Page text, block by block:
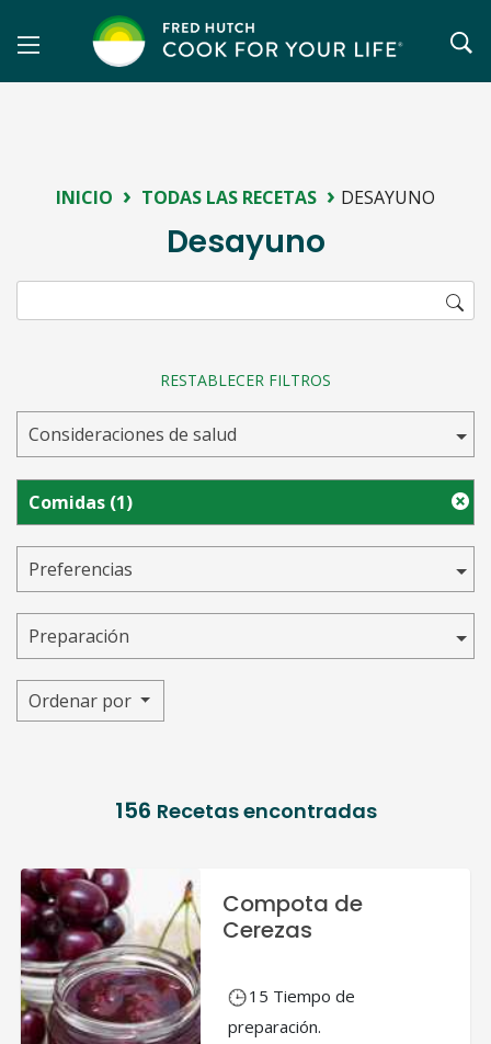
INICIO › TODAS LAS RECETAS › DESAYUNO
Desayuno
RESTABLECER FILTROS
Consideraciones de salud
Comidas (1)
Preferencias
Preparación
Ordenar por
156 Recetas encontradas
Compota de
Cerezas
15 Tiempo de
preparación.